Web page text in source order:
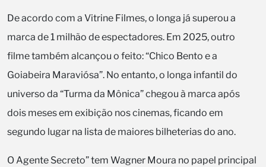
De acordo com a Vitrine Filmes, o longa já superou a
marca de 1 milhão de espectadores. Em 2025, outro
filme também alcançou o feito: “Chico Bento e a
Goiabeira Maraviósa”. No entanto, o longa infantil do
universo da “Turma da Mônica” chegou à marca após
dois meses em exibição nos cinemas, ficando em
segundo lugar na lista de maiores bilheterias do ano.
O Agente Secreto” tem Wagner Moura no papel principal